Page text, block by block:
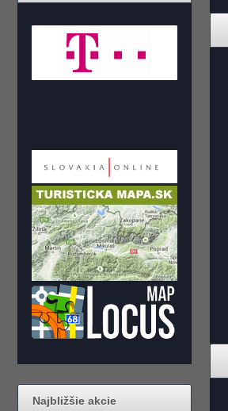
Najbližšie akcie